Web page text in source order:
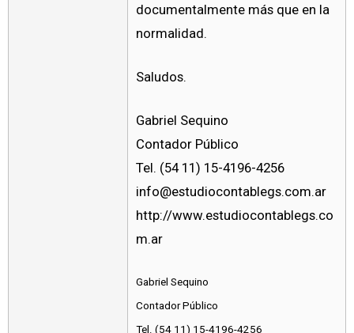
documentalmente más que en la
normalidad.
Saludos.
Gabriel Sequino
Contador Público
Tel. (54 11) 15-4196-4256
info@estudiocontablegs.com.ar
http://www.estudiocontablegs.co
m.ar
Gabriel Sequino
Contador Público
Tel. (54 11) 15-4196-4256